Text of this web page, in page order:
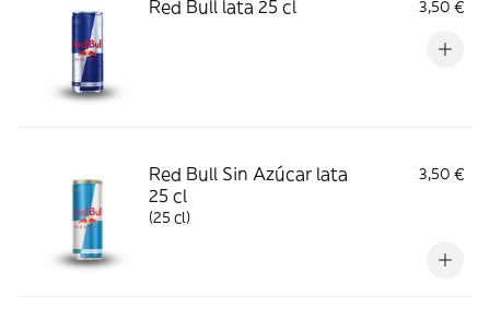
Red Bull lata 25 cl 3,50 €
Red Bull Sin Azúcar lata
25 cl
3,50 €
(25 cl)